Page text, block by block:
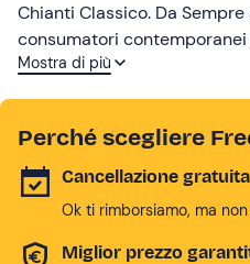
Chianti Classico. Da
consumatori
Cultura dell’Olio.
Mostra di più
Perché scegliere
Cancellazione gratuita
Ok ti rimborsiamo, ma
Miglior prezzo